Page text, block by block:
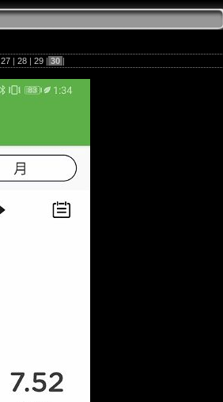
27 | 28 | 29 | 30 |